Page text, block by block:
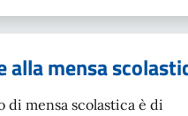
alla mensa
di mensa scolastica è di